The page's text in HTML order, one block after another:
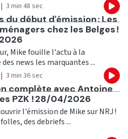
| 3 min 48 sec
du début d'émission : Les
chez les Belges !
Mike fouille l'actu à la
news les marquantes ...
| 3 min 36 sec
complète avec Antoine
PZK ! 28/04/2026
l'émission de Mike sur NRJ !
des debriefs ...